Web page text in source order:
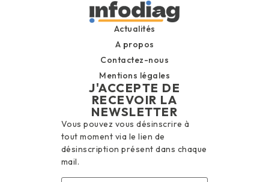
Actualités
A propos
Contactez-nous
Mentions légales
J'ACCEPTE DE
RECEVOIR LA
NEWSLETTER
Vous pouvez vous désinscrire à
tout moment via le lien de
désinscription présent dans chaque
mail.